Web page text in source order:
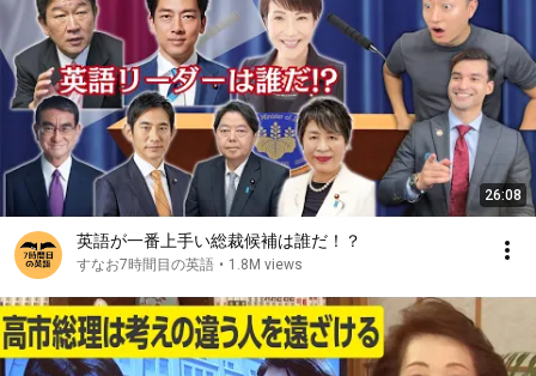
26:08
英語が一番上手い総裁候補は誰だ！？
すなお7時間目の英語 • 1.8M views